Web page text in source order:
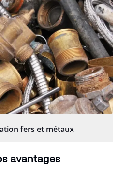
fers et métaux
avantages